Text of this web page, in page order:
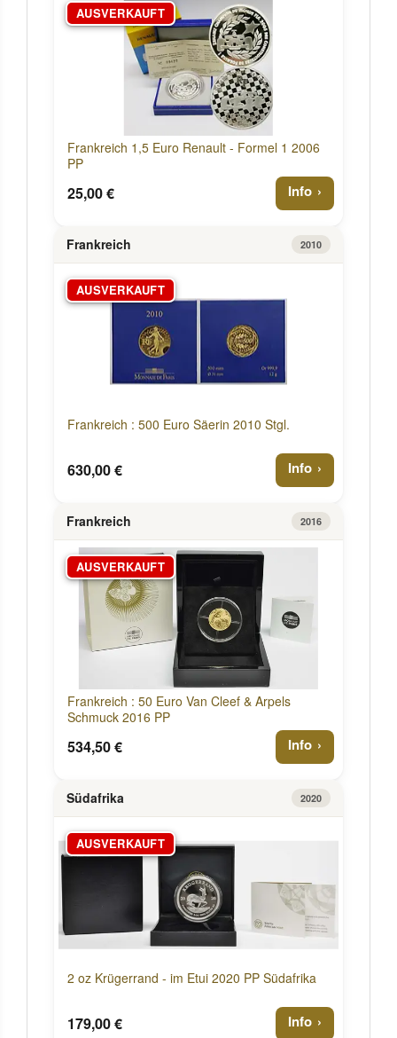
AUSVERKAUFT
Frankreich 1,5 Euro Renault - Formel 1 2006
PP
25,00 € Info
Frankreich 2010
AUSVERKAUFT
Frankreich : 500 Euro Säerin 2010 Stgl.
630,00 € Info
Frankreich 2016
AUSVERKAUFT
Frankreich : 50 Euro Van Cleef & Arpels
Schmuck 2016 PP
534,50 € Info
Südafrika 2020
AUSVERKAUFT
2 oz Krügerrand - im Etui 2020 PP Südafrika
179,00 € Info